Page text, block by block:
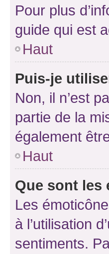
Pour plus
guide qui est
Haut
Puis-je
Non, il n’est
partie de la
également
Haut
Que sont les
Les
à l’utilisation
sentiments.